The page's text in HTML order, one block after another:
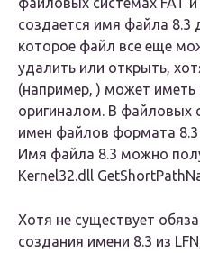
создается имя файла 8.3
которое файл все еще
удалить или открыть,
(например, ) может
оригиналом. В файловых
имен файлов формата
Имя файла 8.3 можно
Kernel32.dll
Хотя не существует
создания имени 8.3 из